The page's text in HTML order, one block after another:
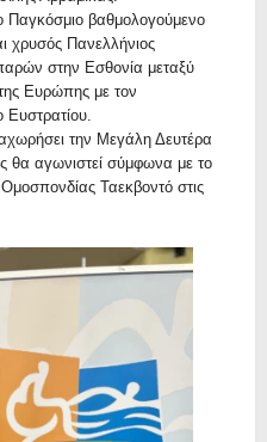
Παγκόσμιο βαθμολογούμενο
χρυσός Πανελλήνιος
στην Εσθονία μεταξύ
Ευρώπης με τον
την Μεγάλη Δευτέρα
θα αγωνιστεί σύμφωνα με το
Ταεκβοντό στις